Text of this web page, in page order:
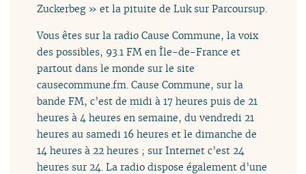
Zuckerbeg » et la pituite de Luk sur Parcoursup.
Vous êtes sur la radio Cause Commune, la voix
des possibles, 93.1 FM en Île-de-France et
partout dans le monde sur le site
causecommune.fm. Cause Commune, sur la
bande FM, c’est de midi à 17 heures puis de 21
heures à 4 heures en semaine, du vendredi 21
heures au samedi 16 heures et le dimanche de
14 heures à 22 heures ; sur Internet c’est 24
heures sur 24. La radio dispose également d’une